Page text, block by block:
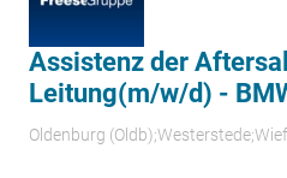
Assistenz der
Leitung(m/w/d) -
Oldenburg